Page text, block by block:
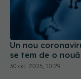
Un nou
se tem de o
30 oct 2025, 10:29